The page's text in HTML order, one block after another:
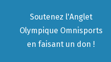
Soutenez l'Anglet
Olympique Omnisports
en faisant un don !